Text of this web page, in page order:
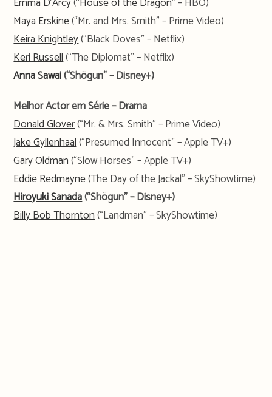
Maya Erskine(“Mr. and Mrs. Smith” – Prime Video)
Keira Knightley(“Black Doves” – Netflix)
Keri Russell(“The Diplomat” – Netflix)
Anna Sawai(“Shõgun” – Disney+)
Melhor Actor em Série – Drama
Donald Glover(“Mr. & Mrs. Smith” – Prime Video)
Jake Gyllenhaal(“Presumed Innocent” – Apple TV+)
Gary Oldman(“Slow Horses” – Apple TV+)
Eddie Redmayne(The Day of the Jackal” – SkyShowtime)
Hiroyuki Sanada(“Shõgun” – Disney+)
Billy Bob Thornton(“Landman” – SkyShowtime)